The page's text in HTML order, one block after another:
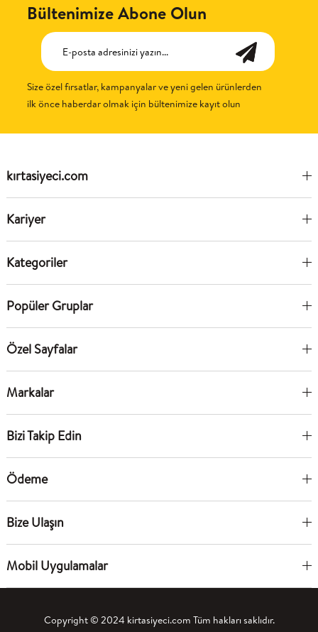
Bültenimize Abone Olun
Size özel fırsatlar, kampanyalar ve yeni gelen ürünlerden
ilk önce haberdar olmak için bültenimize kayıt olun
kırtasiyeci.com
Kariyer
Kategoriler
Popüler Gruplar
Özel Sayfalar
Markalar
Bizi Takip Edin
Ödeme
Bize Ulaşın
Mobil Uygulamalar
Copyright © 2024 kirtasiyeci.com Tüm hakları saklıdır.